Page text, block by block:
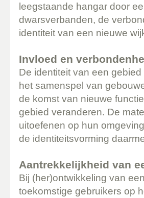
leegstaande hangar door
dwarsverbanden, de
identiteit van een nieuwe
Invloed en
De identiteit van een
het samenspel van
de komst van nieuwe
gebied veranderen. De
uitoefenen op hun
de identiteitsvorming
Aantrekkelijkheid van
Bij (her)ontwikkeling van
toekomstige gebruikers op